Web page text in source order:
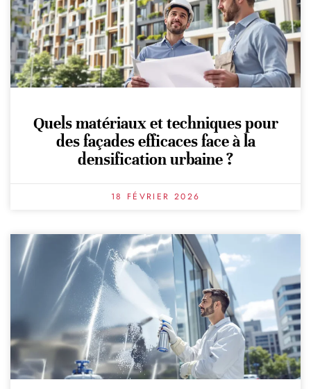
Quels matériaux et techniques pour
des façades efficaces face à la
densification urbaine ?
18 FÉVRIER 2026